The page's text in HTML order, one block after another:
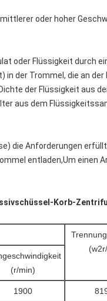
oder hoher
oder Flüssigkeit durch
in der Trommel, die an
der Flüssigkeit aus
aus dem
die Anforderungen
entladen,Um einen
Korb-
(r/min)
1900